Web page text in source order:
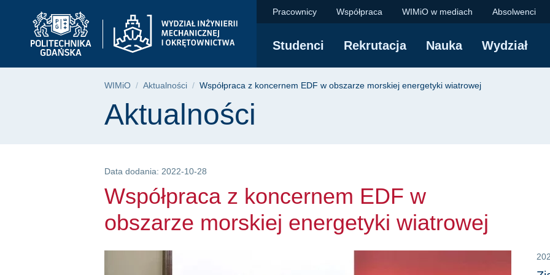
głównego
wyszukiwarki
Współpraca z koncernem EDF w
Pracownicy Współpraca WIMiO w mediach Absolwenci
Studenci Rekrutacja Nauka Wydział
Ścieżka nawigacyjna
WIMiO Aktualności Współpraca z koncernem EDF w obszarze morskiej energetyki wiatrowej
Treść strony
Aktualności
Data dodania: 2022-10-28
Współpraca z koncernem EDF w
obszarze morskiej energetyki wiatrowej